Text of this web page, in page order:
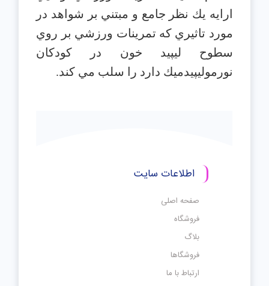
ارايه يك نظر جامع و مبتني بر شواهد در
مورد تاثيري كه تمرينات ورزشي بر روي
سطوح ليپيد خون در كودكان
نورموليپيدميك دارد را سلب مي كند.
اطلاعات سایت
صفحه اصلی
فروشگاه
بلاگ
فروشگاها
ارتباط با ما